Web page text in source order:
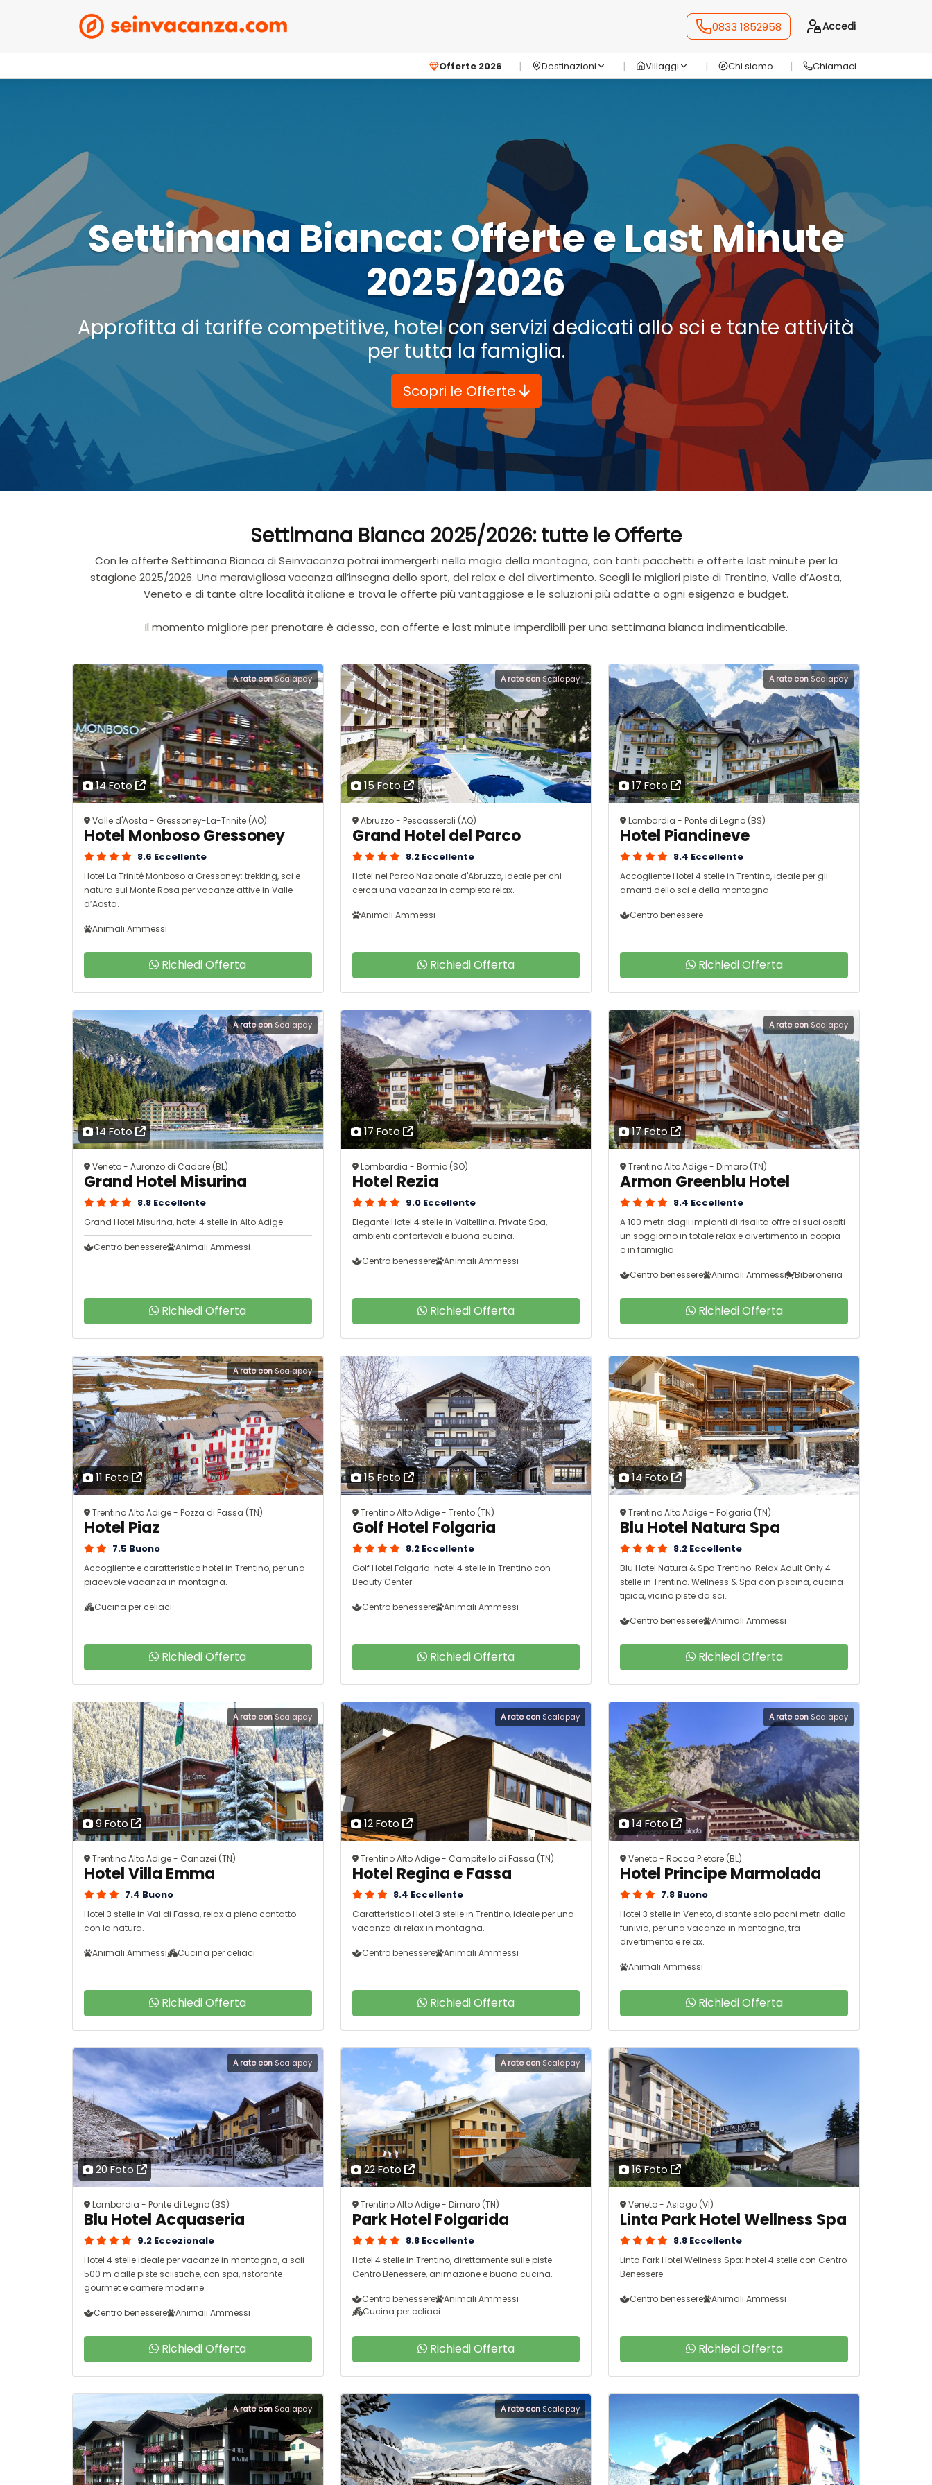
0833 1852958 Accedi
Offerte 2026 Destinazioni Villaggi Chi siamo Chiamaci
Settimana Bianca: Offerte e Last Minute
2025/2026
Approfitta di tariffe competitive, hotel con servizi dedicati allo sci e tante attività
per tutta la famiglia.
Scopri le Offerte
Settimana Bianca 2025/2026: tutte le Offerte
Con le offerte Settimana Bianca di Seinvacanza potrai immergerti nella magia della montagna, con tanti pacchetti e offerte last minute per la
stagione 2025/2026. Una meravigliosa vacanza all’insegna dello sport, del relax e del divertimento. Scegli le migliori piste di Trentino, Valle d’Aosta,
Veneto e di tante altre località italiane e trova le offerte più vantaggiose e le soluzioni più adatte a ogni esigenza e budget.
Il momento migliore per prenotare è adesso, con offerte e last minute imperdibili per una settimana bianca indimenticabile.
14 Foto
A rate conScalapay
Valle d'Aosta - Gressoney-La-Trinite (AO)
Hotel Monboso Gressoney
8.6 Eccellente
Hotel La Trinité Monboso a Gressoney: trekking, sci e
natura sul Monte Rosa per vacanze attive in Valle
d’Aosta.
Animali Ammessi
Richiedi Offerta
15 Foto
A rate conScalapay
Abruzzo - Pescasseroli (AQ)
Grand Hotel del Parco
8.2 Eccellente
Hotel nel Parco Nazionale d'Abruzzo, ideale per chi
cerca una vacanza in completo relax.
Animali Ammessi
Richiedi Offerta
17 Foto
A rate con Scalapay
Lombardia - Ponte di Legno (BS)
Hotel Piandineve
8.4 Eccellente
Accogliente Hotel 4 stelle in Trentino, ideale per gli
amanti dello sci e della montagna.
Centro benessere
Richiedi Offerta
14 Foto
A rate con Scalapay
Veneto - Auronzo di Cadore (BL)
Grand Hotel Misurina
8.8 Eccellente
Grand Hotel Misurina, hotel 4 stelle in Alto Adige.
Centro benessere Animali Ammessi
Richiedi Offerta
17 Foto
Lombardia - Bormio (SO)
Hotel Rezia
9.0 Eccellente
Elegante Hotel 4 stelle in Valtellina. Private Spa,
ambienti confortevoli e buona cucina.
Centro benessere Animali Ammessi
Richiedi Offerta
17 Foto
A rate con Scalapay
Trentino Alto Adige - Dimaro (TN)
Armon Greenblu Hotel
8.4 Eccellente
A 100 metri dagli impianti di risalita offre ai suoi ospiti
un soggiorno in totale relax e divertimento in coppia
o in famiglia
Centro benessere Animali Ammessi Biberoneria
Richiedi Offerta
11 Foto
A rate conScalapay
Trentino Alto Adige - Pozza di Fassa (TN)
Hotel Piaz
7.5 Buono
Accogliente e caratteristico hotel in Trentino, per una
piacevole vacanza in montagna.
Cucina per celiaci
Richiedi Offerta
15 Foto
Trentino Alto Adige - Trento (TN)
Golf Hotel Folgaria
8.2 Eccellente
Golf Hotel Folgaria: hotel 4 stelle in Trentino con
Beauty Center
Centro benessere Animali Ammessi
Richiedi Offerta
14 Foto
Trentino Alto Adige - Folgaria (TN)
Blu Hotel Natura Spa
8.2 Eccellente
Blu Hotel Natura & Spa Trentino: Relax Adult Only 4
stelle in Trentino. Wellness & Spa con piscina, cucina
tipica, vicino piste da sci.
Centro benessere Animali Ammessi
Richiedi Offerta
9 Foto
A rate conScalapay
Trentino Alto Adige - Canazei (TN)
Hotel Villa Emma
7.4 Buono
Hotel 3 stelle in Val di Fassa, relax a pieno contatto
con la natura.
Animali Ammessi Cucina per celiaci
Richiedi Offerta
12 Foto
A rate con Scalapay
Trentino Alto Adige - Campitello di Fassa (TN)
Hotel Regina e Fassa
8.4 Eccellente
Caratteristico Hotel 3 stelle in Trentino, ideale per una
vacanza di relax in montagna.
Centro benessere Animali Ammessi
Richiedi Offerta
14 Foto
A rate con Scalapay
Veneto - Rocca Pietore (BL)
Hotel Principe Marmolada
7.8 Buono
Hotel 3 stelle in Veneto, distante solo pochi metri dalla
funivia, per una vacanza in montagna, tra
divertimento e relax.
Animali Ammessi
Richiedi Offerta
20 Foto
A rate con Scalapay
Lombardia - Ponte di Legno (BS)
Blu Hotel Acquaseria
9.2 Eccezionale
Hotel 4 stelle ideale per vacanze in montagna, a soli
500 m dalle piste sciistiche, con spa, ristorante
gourmet e camere moderne.
Centro benessere Animali Ammessi
Richiedi Offerta
22 Foto
A rate con Scalapay
Trentino Alto Adige - Dimaro (TN)
Park Hotel Folgarida
8.8 Eccellente
Hotel 4 stelle in Trentino, direttamente sulle piste.
Centro Benessere, animazione e buona cucina.
Centro benessere
Animali Ammessi
Cucina per celiaci
Richiedi Offerta
16 Foto
Veneto - Asiago (VI)
Linta Park Hotel Wellness Spa
8.8 Eccellente
Linta Park Hotel Wellness Spa: hotel 4 stelle con Centro
Benessere
Centro benessere Animali Ammessi
Richiedi Offerta
A rate con Scalapay A rate con Scalapay